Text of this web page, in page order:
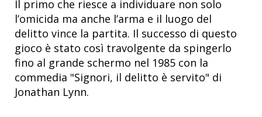
Il primo che riesce a individuare non solo
l’omicida ma anche l’arma e il luogo del
delitto vince la partita. Il successo di questo
gioco è stato così travolgente da spingerlo
fino al grande schermo nel 1985 con la
commedia "Signori, il delitto è servito" di
Jonathan Lynn.